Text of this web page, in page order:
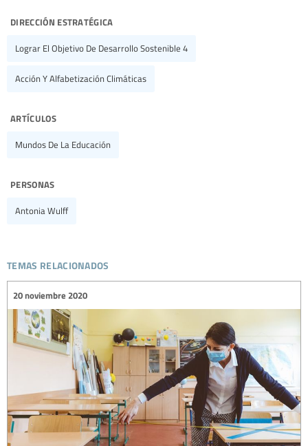
dirección estratégica
Lograr El Objetivo De Desarrollo Sostenible 4
Acción Y Alfabetización Climáticas
artículos
Mundos De La Educación
personas
Antonia Wulff
temas relacionados
20 noviembre 2020